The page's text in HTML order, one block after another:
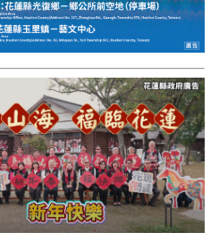
和平鄉
台南市
澎湖縣
香港
台東市
雲林縣
長濱鄉